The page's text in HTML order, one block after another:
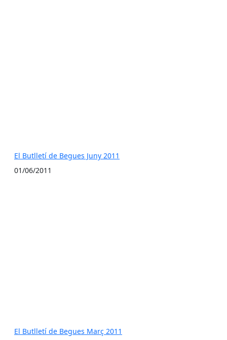
El Butlletí de Begues Juny 2011
01/06/2011
El Butlletí de Begues Març 2011